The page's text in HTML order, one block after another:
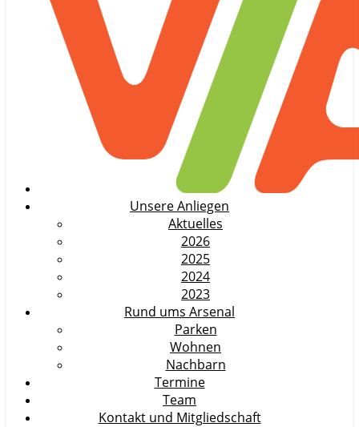
Unsere Anliegen
Aktuelles
2026
2025
2024
2023
Rund ums Arsenal
Parken
Wohnen
Nachbarn
Termine
Team
Kontakt und Mitgliedschaft